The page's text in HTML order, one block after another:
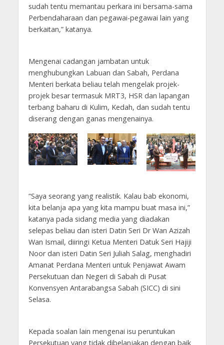
sudah tentu memantau perkara ini bersama-sama
Perbendaharaan dan pegawai-pegawai lain yang
berkaitan,” katanya.
Mengenai cadangan jambatan untuk
menghubungkan Labuan dan Sabah, Perdana
Menteri berkata beliau telah mengelak projek-
projek besar termasuk MRT3, HSR dan lapangan
terbang baharu di Kulim, Kedah, dan sudah tentu
diserang dengan ganas mengenainya.
“Saya seorang yang realistik. Kalau bab ekonomi,
kita belanja apa yang kita mampu buat masa ini,”
katanya pada sidang media yang diadakan
selepas beliau dan isteri Datin Seri Dr Wan Azizah
Wan Ismail, diiringi Ketua Menteri Datuk Seri Hajiji
Noor dan isteri Datin Seri Juliah Salag, menghadiri
Amanat Perdana Menteri untuk Penjawat Awam
Persekutuan dan Negeri di Sabah di Pusat
Konvensyen Antarabangsa Sabah (SICC) di sini
Selasa.
Kepada soalan lain mengenai isu peruntukan
Persekutuan yang tidak dibelanjakan dengan baik